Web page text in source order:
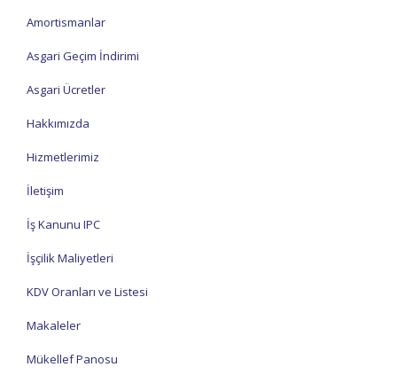
Amortismanlar
Asgari Geçim İndirimi
Asgari Ücretler
Hakkımızda
Hizmetlerimiz
İletişim
İş Kanunu IPC
İşçilik Maliyetleri
KDV Oranları ve Listesi
Makaleler
Mükellef Panosu